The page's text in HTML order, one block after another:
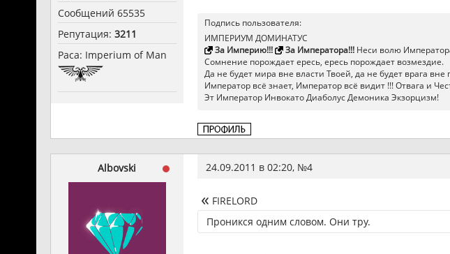
Сообщений 65535
Репутация: 3211
Раса: Imperium of Man
Подпись пользователя:
ИМПЕРИУМ ДОМИНАТУС
За Империю!!!
За Императора!!!Неси волю
Сомнение порождает ересь, ересь порождает возмездие.
Да не будет мира вне власти Твоей, да не будет врага вне
Император всё знает, Император всё видит !!! Отвага и
Эт Император Инвокато Диаболус Демоника Экзорцизм!
Albovski 24.09.2011 в 02:20, №4
FIRELORD
Проникся одним словом. Они тру.